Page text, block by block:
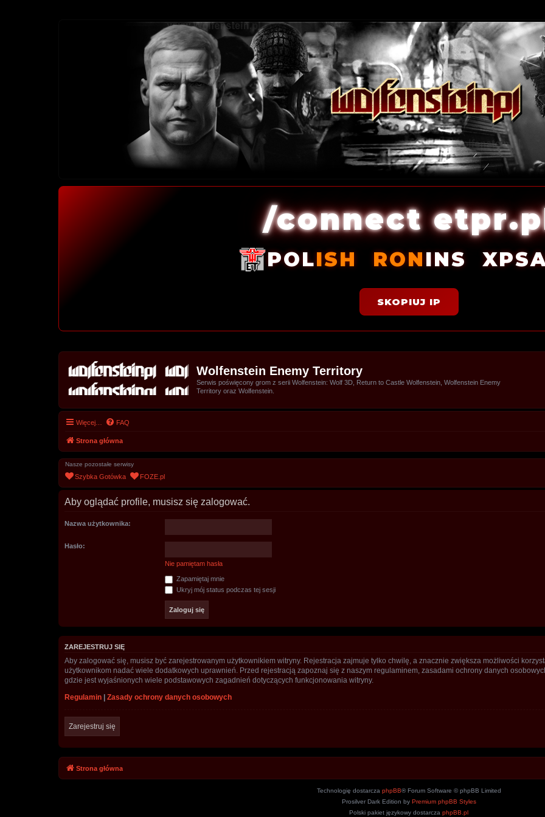
/connect
POLISH RONINS
SKOPIUJ IP
Wolfenstein Enemy Territory
Serwis poświęcony grom z serii Wolfenstein: Wolf 3D, Return to Castle Wolfenstein, Wolfenstein Enemy
Territory oraz Wolfenstein.
Więcej… FAQ
Strona główna
Nasze pozostałe serwisy
Szybka Gotówka FOZE.pl
Aby oglądać profile, musisz się zalogować.
Nazwa użytkownika:
Hasło:
Nie pamiętam hasła
Zapamiętaj mnie
Ukryj mój status podczas tej sesji
ZAREJESTRUJ SIĘ
Aby zalogować się, musisz być zarejestrowanym użytkownikiem witryny. Rejestracja zajmuje tylko chwilę, a znacznie zwiększa możliwości
użytkownikom nadać wiele dodatkowych uprawnień. Przed rejestracją zapoznaj się z naszym regulaminem, zasadami ochrony danych
gdzie jest wyjaśnionych wiele podstawowych zagadnień dotyczących funkcjonowania witryny.
Regulamin
Zasady ochrony danych osobowych
Zarejestruj się
Strona główna
Technologię dostarcza phpBB® Forum Software © phpBB Limited
Prosilver Dark Edition by Premium phpBB Styles
Polski pakiet językowy dostarcza phpBB.pl